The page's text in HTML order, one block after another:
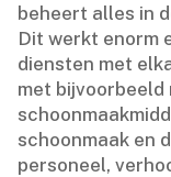
beheert alles in
Dit werkt enorm
diensten met
met bijvoorbeeld
schoonmaak en
personeel,